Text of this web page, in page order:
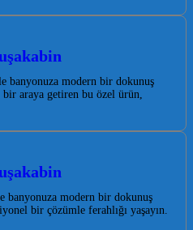
banyonuza modern bir dokunuş
araya getiren bu özel ürün,
banyonuza modern bir dokunuş
bir çözümle ferahlığı yaşayın.